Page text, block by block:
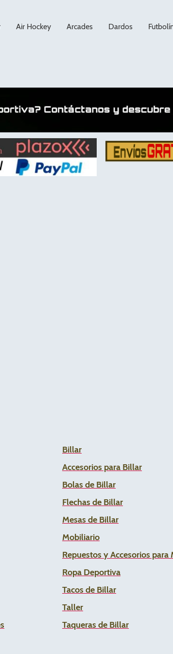
Air Hockey Arcades Dardos
Billar
Accesorios para Billar
Bolas de Billar
Flechas de Billar
Mesas de Billar
Mobiliario
Repuestos y Accesorios para
Ropa Deportiva
Tacos de Billar
Taller
Taqueras de Billar